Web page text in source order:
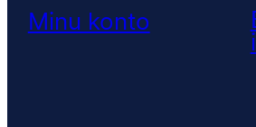
Minu konto